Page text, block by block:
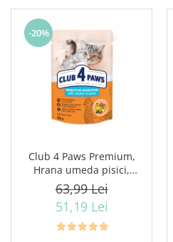
-20%
Club 4 Paws Premium,
Hrana umeda pisici,
Sensitive, pui in sos,
24x80g
63,99 Lei
51,19 Lei